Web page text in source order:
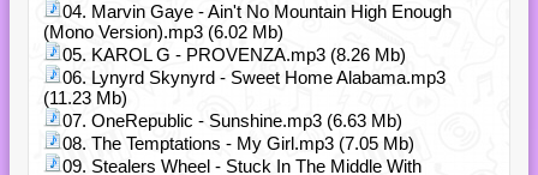
04. Marvin Gaye - Ain't No Mountain High Enough
(Mono Version).mp3 (6.02 Mb)
05. KAROL G - PROVENZA.mp3 (8.26 Mb)
06. Lynyrd Skynyrd - Sweet Home Alabama.mp3
(11.23 Mb)
07. OneRepublic - Sunshine.mp3 (6.63 Mb)
08. The Temptations - My Girl.mp3 (7.05 Mb)
09. Stealers Wheel - Stuck In The Middle With